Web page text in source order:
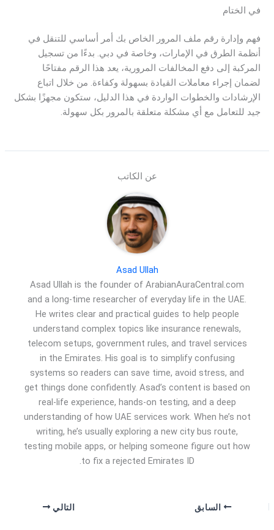
في الختام
فهم وإدارة رقم ملف المرور الخاص بك أمر أساسي للتنقل في
أنظمة الطرق في الإمارات، وخاصة في دبي. بدءًا من تسجيل
المركبة إلى دفع المخالفات المرورية، يعد هذا الرقم مفتاحًا
لضمان إجراء معاملات القيادة بسهولة وكفاءة. من خلال اتباع
الإرشادات والخطوات الواردة في هذا الدليل، ستكون مجهزًا بشكل
جيد للتعامل مع أي مشكلة متعلقة بالمرور بكل سهولة.
عن الكاتب
Asad Ullah
Asad Ullah is the founder of ArabianAuraCentral.com
and a long-time researcher of everyday life in the UAE.
He writes clear and practical guides to help people
understand complex topics like insurance renewals,
telecom setups, government rules, and travel services
in the Emirates. His goal is to simplify confusing
systems so readers can save time, avoid stress, and
get things done confidently. Asad’s content is based on
real-life experience, hands-on testing, and a deep
understanding of how UAE services work. When he’s not
writing, he’s usually exploring a new city bus route,
testing mobile apps, or helping someone figure out how
to fix a rejected Emirates ID.
السابق التالي